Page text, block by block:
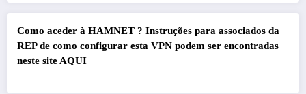
Como aceder à HAMNET ? Instruções para associados da
REP de como configurar esta VPN podem ser encontradas
neste site AQUI